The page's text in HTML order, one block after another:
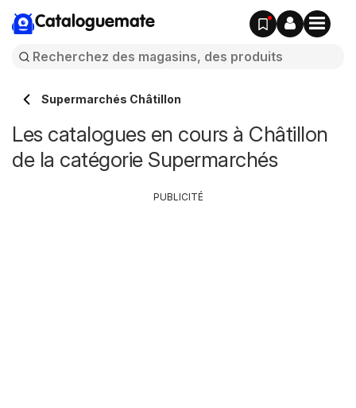
Cataloguemate
Supermarchés Châtillon
Les catalogues en cours à Châtillon
de la catégorie Supermarchés
PUBLICITÉ